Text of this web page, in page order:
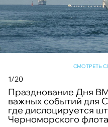
СМОТРЕТЬ
1/20
Празднование Дня
важных событий для
где дислоцируется
Черноморского